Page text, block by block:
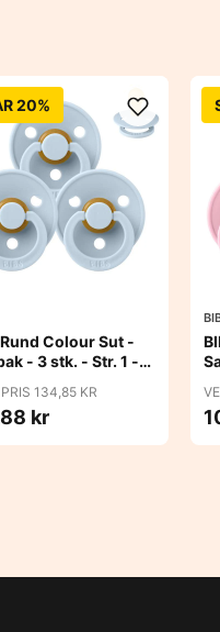
20%
Rund Colour Sut -
- 3 stk. - Str. 1 -
134,85 KR
kr